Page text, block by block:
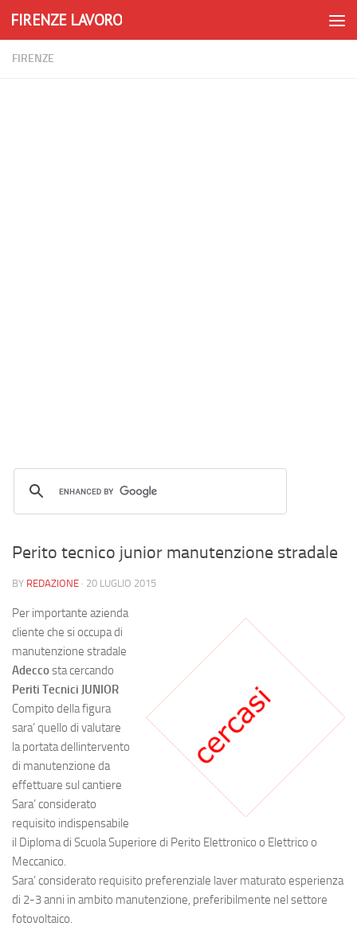
Skip to content
FIRENZE LAVORO
FIRENZE
Perito tecnico junior manutenzione stradale
BY REDAZIONE · 20 LUGLIO 2015
Per importante azienda
cliente che si occupa di
manutenzione stradale
Adeccosta cercando
Periti Tecnici JUNIOR
Compito della figura
sara’ quello di valutare
la portata dellintervento
di manutenzione da
effettuare sul cantiere
Sara’ considerato
requisito indispensabile
il Diploma di Scuola Superiore di Perito Elettronico o Elettrico o
Meccanico.
Sara’ considerato requisito preferenziale laver maturato esperienza
di 2-3 anni in ambito manutenzione, preferibilmente nel settore
fotovoltaico.